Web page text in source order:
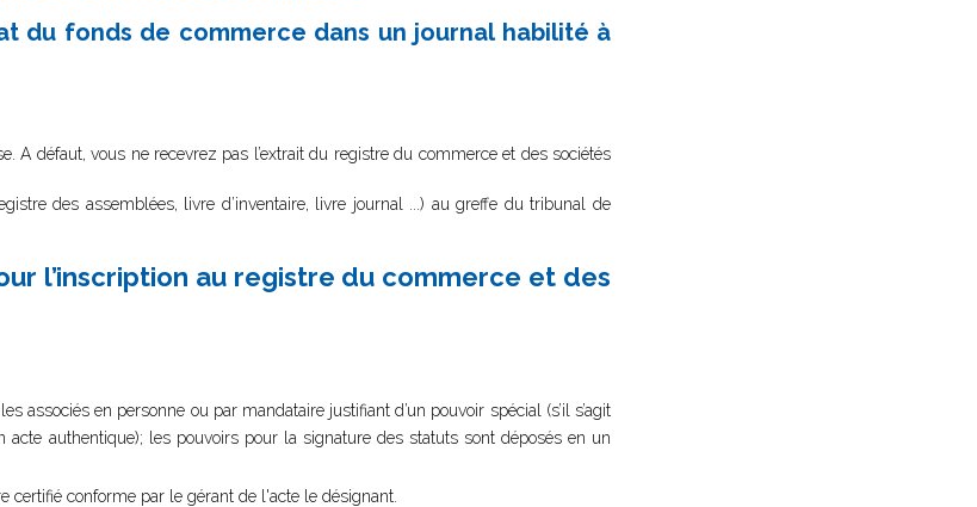
du fonds de commerce dans un journal habilité à
A défaut, vous ne recevrez pas l’extrait du registre du commerce et des sociétés
des assemblées, livre d’inventaire, livre journal ...) au greffe du tribunal de
l’inscription au registre du commerce et des
associés en personne ou par mandataire justifiant d’un pouvoir spécial (s’il s’agit
acte authentique); les pouvoirs pour la signature des statuts sont déposés en un
conforme par le gérant de l'acte le désignant.